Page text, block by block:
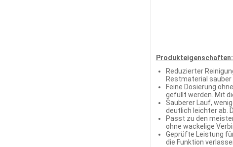
Produkteigenschaften:
Reduzierter
Restmaterial
Feine Dosierung
gefüllt werden. Mit
Sauberer Lauf,
deutlich leichter ab.
Passt zu den
ohne wackelige
Geprüfte Leistung
die Funktion